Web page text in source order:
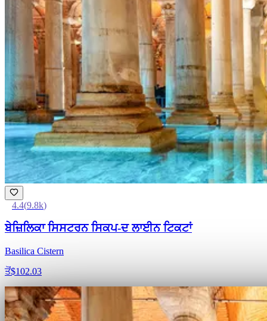
4.4(9.8k)
ਬੇਜ਼ਿਲਿਕਾ ਸਿਸਟਰਨ ਸਿਕਪ-ਦ ਲਾਈਨ ਟਿਕਟਾਂ
Basilica Cistern
ਤੋਂ$102.03